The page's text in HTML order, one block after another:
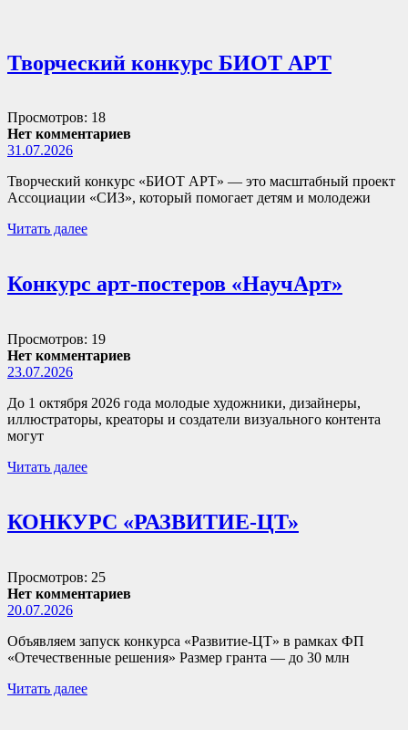
Творческий конкурс БИОТ АРТ
Просмотров: 18
Нет комментариев
31.07.2026
Творческий конкурс «БИОТ АРТ» — это масштабный проект
Ассоциации «СИЗ», который помогает детям и молодежи
Читать далее
Конкурс арт-постеров «НаучАрт»
Просмотров: 19
Нет комментариев
23.07.2026
До 1 октября 2026 года молодые художники, дизайнеры,
иллюстраторы, креаторы и создатели визуального контента
могут
Читать далее
КОНКУРС «РАЗВИТИЕ-ЦТ»
Просмотров: 25
Нет комментариев
20.07.2026
Объявляем запуск конкурса «Развитие-ЦТ» в рамках ФП
«Отечественные решения» Размер гранта — до 30 млн
Читать далее